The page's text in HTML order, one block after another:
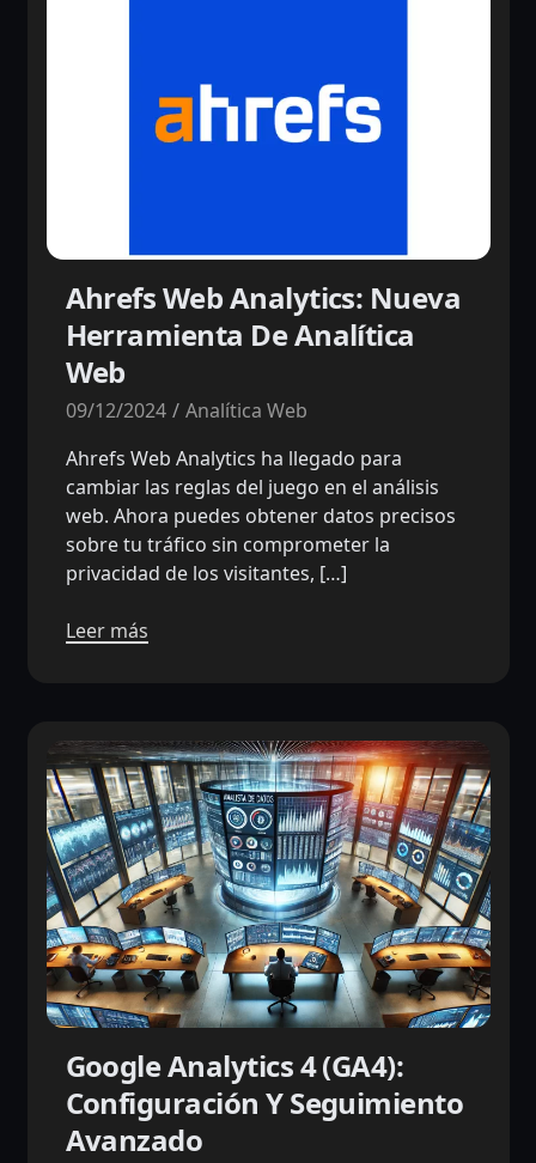
Ahrefs Web Analytics: Nueva
Herramienta De Analítica
Web
09/12/2024
Analítica Web
Ahrefs Web Analytics ha llegado para
cambiar las reglas del juego en el análisis
web. Ahora puedes obtener datos precisos
sobre tu tráfico sin comprometer la
privacidad de los visitantes, […]
Leer más
Google Analytics 4 (GA4):
Configuración Y Seguimiento
Avanzado